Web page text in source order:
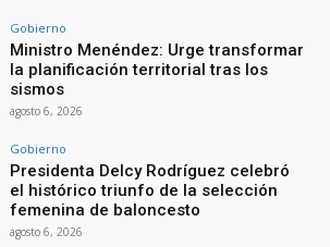
Gobierno
Ministro Menéndez: Urge transformar
la planificación territorial tras los
sismos
agosto 6, 2026
Gobierno
Presidenta Delcy Rodríguez celebró
el histórico triunfo de la selección
femenina de baloncesto
agosto 6, 2026